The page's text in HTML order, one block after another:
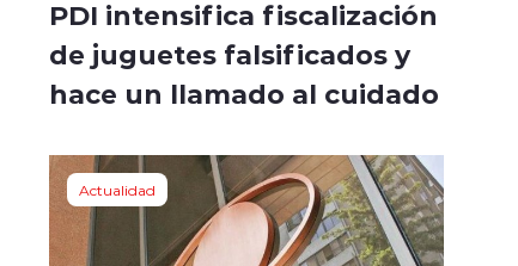
PDI intensifica fiscalización
de juguetes falsificados y
hace un llamado al cuidado
Actualidad